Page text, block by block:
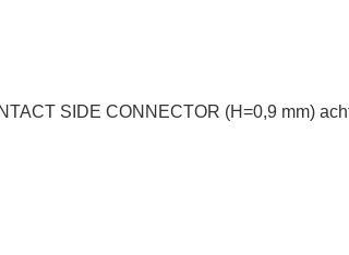
SIDE CONNECTOR (H=0,9 mm)